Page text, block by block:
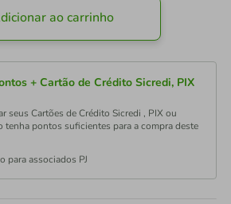
ao carrinho
+ Cartão de Crédito Sicredi, PIX
seus Cartões de Crédito Sicredi , PIX ou
tenha pontos suficientes para a compra deste
para associados PJ